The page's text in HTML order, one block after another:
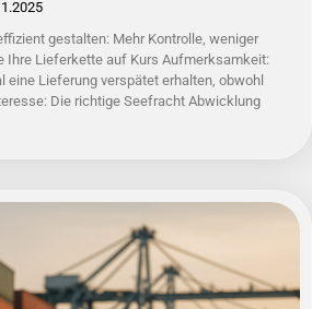
gestalten: Mehr Kontrolle, weniger
Ihre Lieferkette auf Kurs Aufmerksamkeit:
eine Lieferung verspätet erhalten, obwohl
Die richtige Seefracht Abwicklung